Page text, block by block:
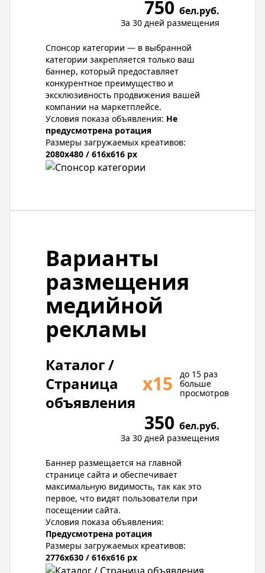
750 бел.руб.
За 30 дней размещения
Спонсор категории — в выбранной
категории закрепляется только ваш
баннер, который предоставляет
конкурентное преимущество и
эксклюзивность продвижения вашей
компании на маркетплейсе.
Условия показа объявления: Не
предусмотрена ротация
Размеры загружаемых креативов:
2080x480 / 616x616 px
Варианты
размещения
медийной
рекламы
Каталог /
Страница
объявления
х15
до 15 раз
больше
просмотров
350 бел.руб.
За 30 дней размещения
Баннер размещается на главной
странице сайта и обеспечивает
максимальную видимость, так как это
первое, что видят пользователи при
посещении сайта.
Условия показа объявления:
Предусмотрена ротация
Размеры загружаемых креативов:
2776x630 / 616x616 px